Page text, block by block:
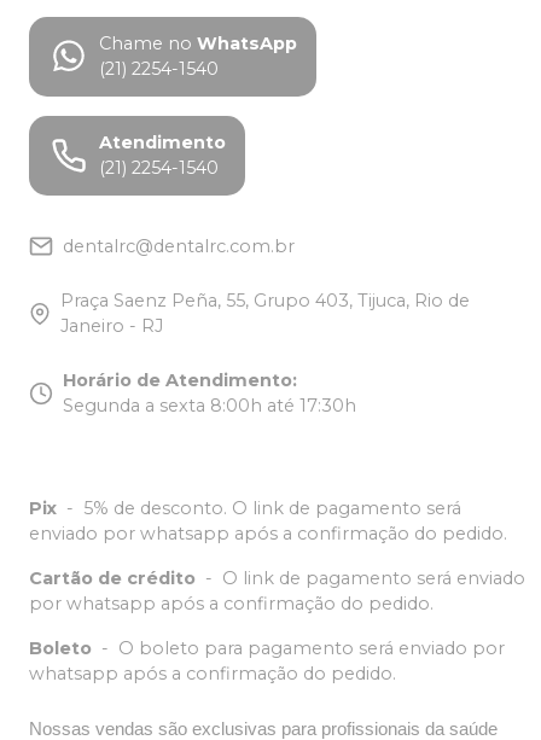
Chame no WhatsApp
(21) 2254-1540
Atendimento
(21) 2254-1540
dentalrc@dentalrc.com.br
Praça Saenz Peña, 55, Grupo 403, Tijuca, Rio de
Janeiro - RJ
Horário de Atendimento:
Segunda a sexta 8:00h até 17:30h
Pix - 5% de desconto. O link de pagamento será
enviado por whatsapp após a confirmação do pedido.
Cartão de crédito - O link de pagamento será enviado
por whatsapp após a confirmação do pedido.
Boleto - O boleto para pagamento será enviado por
whatsapp após a confirmação do pedido.
Nossas vendas são exclusivas para profissionais da saúde